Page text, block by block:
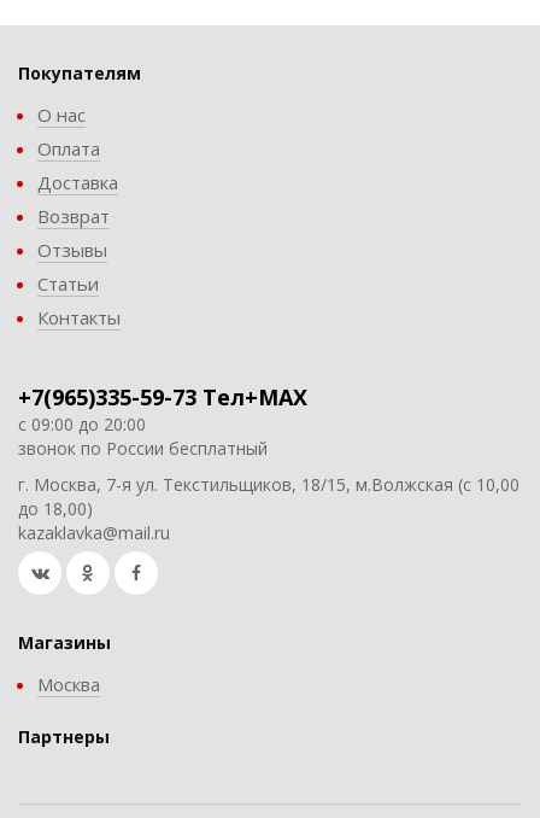
Покупателям
О нас
Оплата
Доставка
Возврат
Отзывы
Статьи
Контакты
+7(965)335-59-73 Тел+MAX
с 09:00 до 20:00
звонок по России бесплатный
г. Москва, 7-я ул. Текстильщиков, 18/15, м.Волжская (с 10,00
до 18,00)
kazaklavka@mail.ru
Магазины
Москва
Партнеры